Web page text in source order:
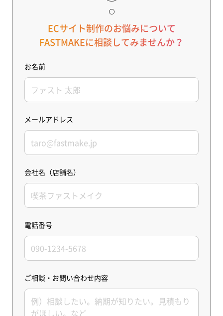
ECサイト制作のお悩みについて
FASTMAKEに相談してみませんか？
お名前
メールアドレス
会社名（店舗名）
電話番号
ご相談・お問い合わせ内容